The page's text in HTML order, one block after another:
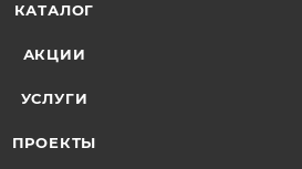
КАТАЛОГ
АКЦИИ
УСЛУГИ
ПРОЕКТЫ